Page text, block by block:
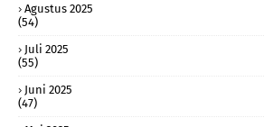
Agustus 2025
(54)
Juli 2025
(55)
Juni 2025
(47)